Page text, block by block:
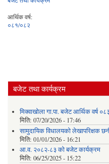
आर्थिक वर्ष:
०८१/०८२
बजेट तथा कार्यक्रम
मिक्वाखोला गा.पा. बजेट आर्थिक वर्ष
मिति: 07/20/2026 - 17:46
सामुदायिक विधालयको लेखापरिक्षक
मिति: 01/01/2026 - 16:21
आ.व. २०८२-८३ को बजेट कार्यक्रम
मिति: 06/25/2025 - 15:22